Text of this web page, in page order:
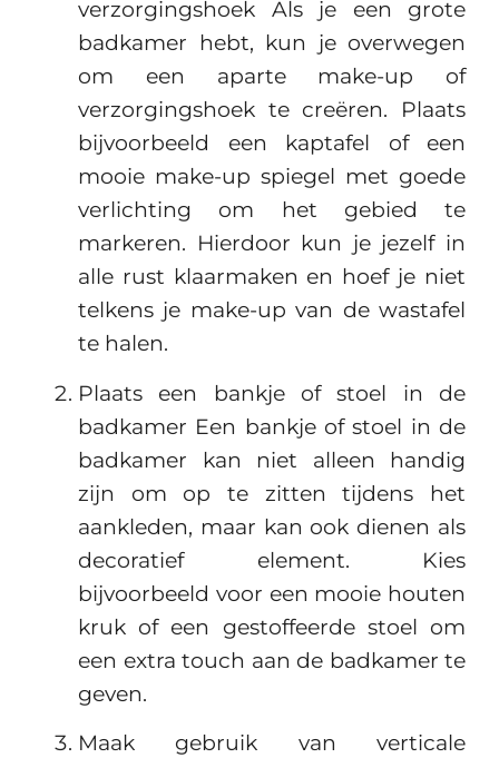
verzorgingshoek Als je een grote
badkamer hebt, kun je overwegen
om een aparte make-up of
verzorgingshoek te creëren. Plaats
bijvoorbeeld een kaptafel of een
mooie make-up spiegel met goede
verlichting om het gebied te
markeren. Hierdoor kun je jezelf in
alle rust klaarmaken en hoef je niet
telkens je make-up van de wastafel
te halen.
Plaats een bankje of stoel in de
badkamer Een bankje of stoel in de
badkamer kan niet alleen handig
zijn om op te zitten tijdens het
aankleden, maar kan ook dienen als
decoratief element. Kies
bijvoorbeeld voor een mooie houten
kruk of een gestoffeerde stoel om
een extra touch aan de badkamer te
geven.
Maak gebruik van verticale